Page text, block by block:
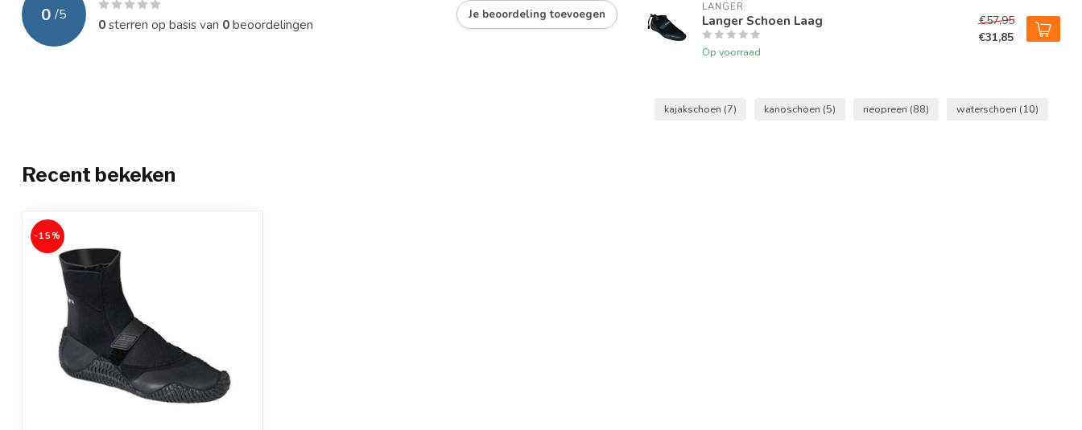
0 /5
0sterren op basis van 0beoordelingen
Je beoordeling toevoegen
LANGER
Langer Schoen Laag
Op voorraad
€57,95
€31,85
kajakschoen (7) kanoschoen (5) neopreen (88) waterschoen (10)
Recent bekeken
-15%